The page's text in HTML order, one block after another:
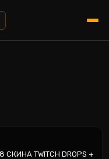
СКИНА TWITCH DROPS +